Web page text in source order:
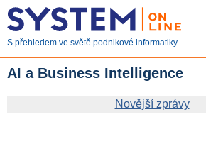
S přehledem ve světě podnikové informatiky
AI a Business Intelligence
Novější zprávy